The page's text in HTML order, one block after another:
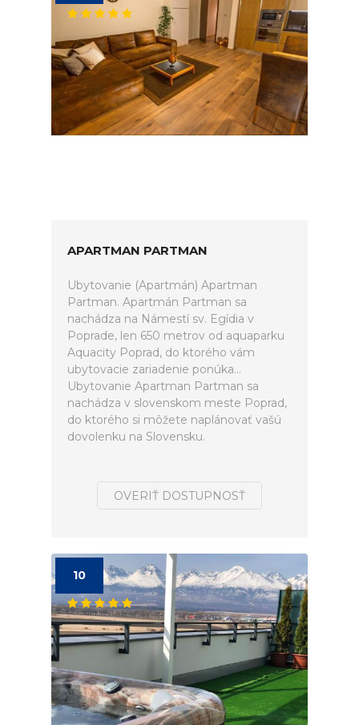
APARTMAN PARTMAN
Ubytovanie (Apartmán) Apartman
Partman. Apartmán Partman sa
nachádza na Námestí sv. Egídia v
Poprade, len 650 metrov od aquaparku
Aquacity Poprad, do ktorého vám
ubytovacie zariadenie ponúka...
Ubytovanie Apartman Partman sa
nachádza v slovenskom meste Poprad,
do ktorého si môžete naplánovať vašú
dovolenku na Slovensku.
OVERIŤ DOSTUPNOSŤ
10